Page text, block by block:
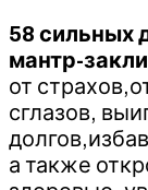
58 сильных
мантр-
от
сглазов,
а также